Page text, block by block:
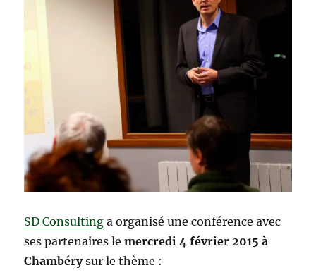
SD Consulting a organisé une conférence avec
ses partenaires lemercredi 4 février 2015 à
Chambérysur le thème :